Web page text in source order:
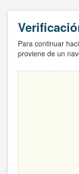
Para continuar
proviene de un